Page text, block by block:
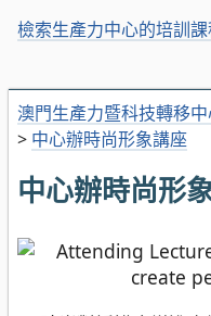
澳門生產力暨科技轉移
> 中心辦時尚形象講座
中心辦時尚形
檢索生產力中心的培訓課